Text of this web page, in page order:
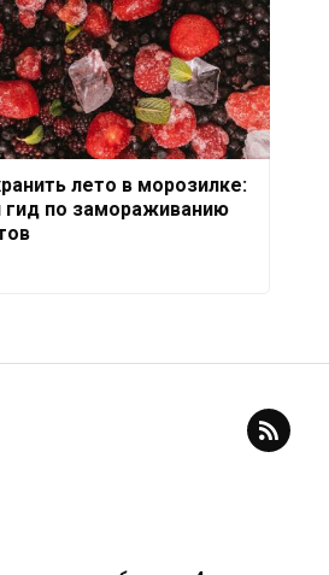
лето в морозилке:
гид по замораживанию